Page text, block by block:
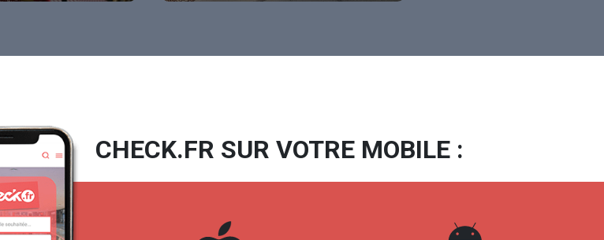
CHECK.FR SUR VOTRE MOBILE :